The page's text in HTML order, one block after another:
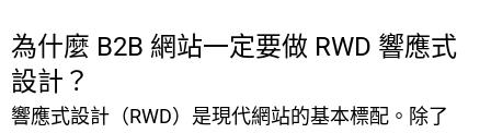
為什麼 B2B 網站一定要做 RWD 響應式
設計？
響應式設計（RWD）是現代網站的基本標配。除了